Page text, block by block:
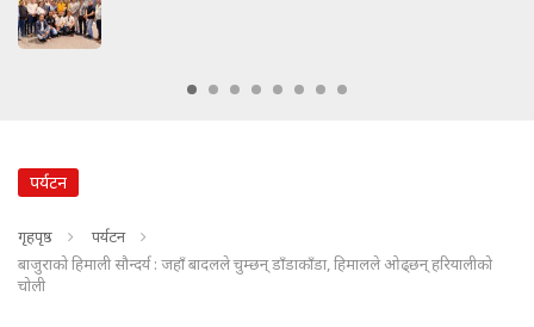
पर्यटन
गृहपृष्ठ
पर्यटन
बाजुराको हिमाली सौन्दर्य : जहाँ बादलले चुम्छन् डाँडाकाँडा, हिमालले ओढ्छन् हरियालीको
चोली